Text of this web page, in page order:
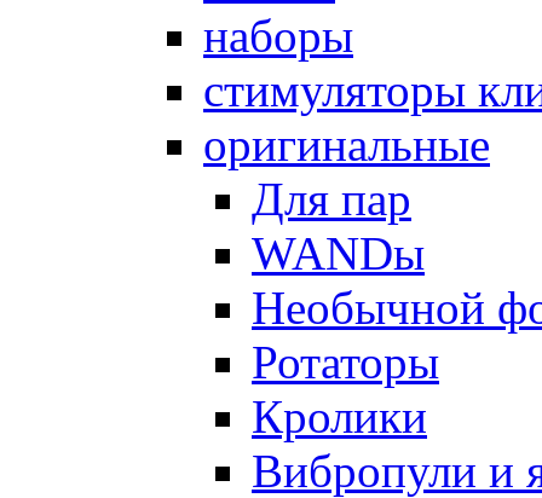
наборы
стимуляторы
оригинальные
Для пар
WANDы
Необычной
Ротаторы
Кролики
Вибропули и